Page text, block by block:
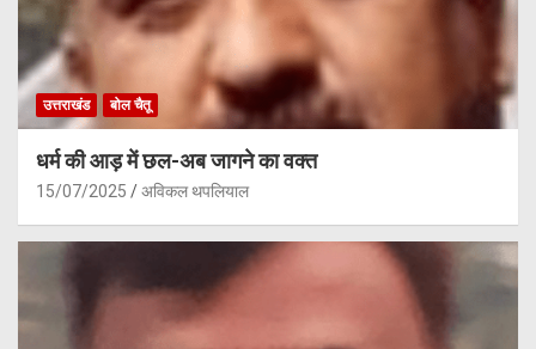
उत्तराखंड बोल चैतू
धर्म की आड़ में छल-अब जागने का वक्त
15/07/2025 अविकल थपलियाल